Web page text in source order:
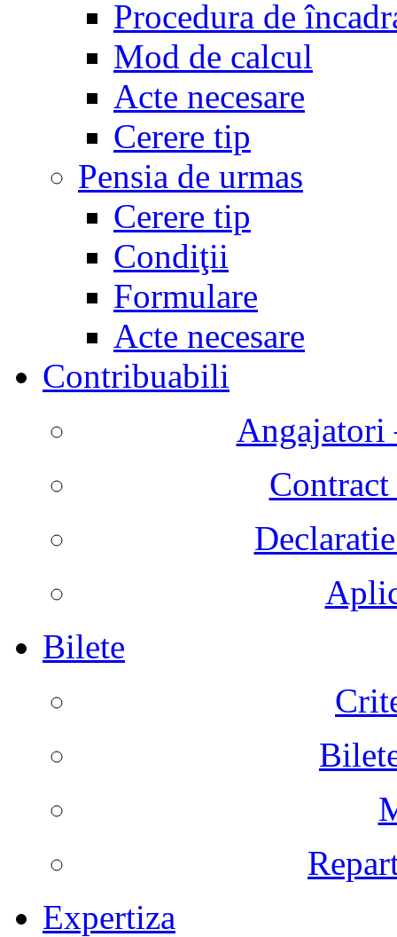
Procedura de
Mod de calcul
Acte necesare
Cerere tip
Pensia de urmas
Cerere tip
Condiţii
Formulare
Acte necesare
Contribuabili
Angajatori
Contract
Bilete
Expertiza